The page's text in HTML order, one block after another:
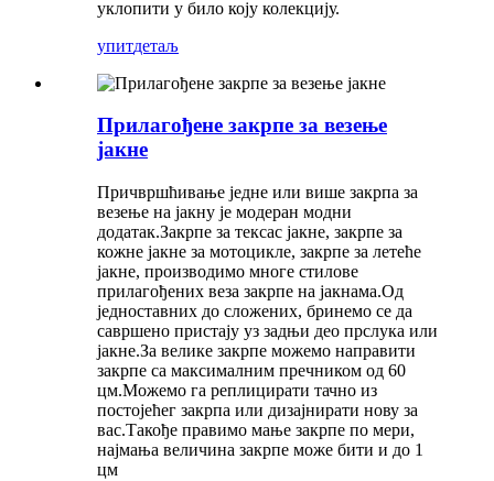
уклопити у било коју колекцију.
упитдетаљ
Прилагођене закрпе за везење
јакне
Причвршћивање једне или више закрпа за
везење на јакну је модеран модни
додатак.Закрпе за тексас јакне, закрпе за
кожне јакне за мотоцикле, закрпе за летеће
јакне, производимо многе стилове
прилагођених веза закрпе на јакнама.Од
једноставних до сложених, бринемо се да
савршено пристају уз задњи део прслука или
јакне.За велике закрпе можемо направити
закрпе са максималним пречником од 60
цм.Можемо га реплицирати тачно из
постојећег закрпа или дизајнирати нову за
вас.Такође правимо мање закрпе по мери,
најмања величина закрпе може бити и до 1
цм